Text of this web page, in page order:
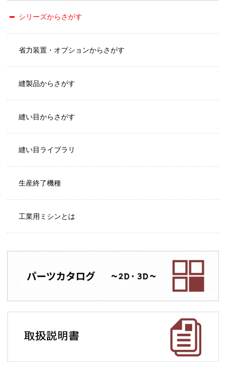
シリーズからさがす
省力装置・オプションからさがす
縫製品からさがす
縫い目からさがす
縫い目ライブラリ
生産終了機種
工業用ミシンとは